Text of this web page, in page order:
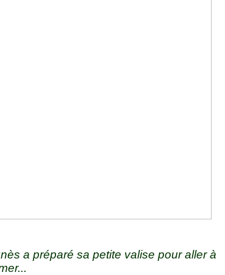
a préparé sa petite valise pour aller à